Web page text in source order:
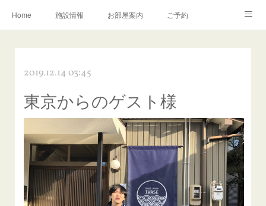
Home 施設情報 お部屋案内 ご予約
お問い合わせ／Q&A
2019.12.14 03:45
東京からのゲスト様